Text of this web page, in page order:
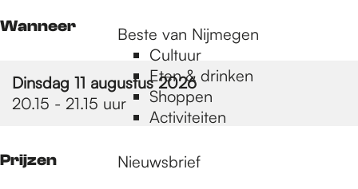
Beste van Nijmegen
Cultuur
Eten & drinken
Shoppen
Activiteiten
Nieuwsbrief
Wanneer
Dinsdag 11 augustus 2026
20.15 - 21.15 uur
Prijzen